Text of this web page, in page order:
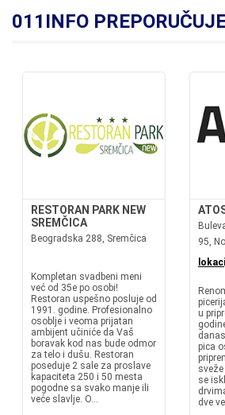
011INFO
RESTORAN PARK NEW
SREMČICA
Beogradska 288, Sremčica
Kompletan svadbeni meni
već od 35e po osobi!
Restoran uspešno posluje od
1991. godine. Profesionalno
osoblje i veoma prijatan
ambijent učiniće da Vaš
boravak kod nas bude odmor
za telo i dušu. Restoran
poseduje 2 sale za proslave
kapaciteta 250 i 50 mesta
pogodne sa svako manje ili
veće slavlje. O...
95,
u
pica
se
dve